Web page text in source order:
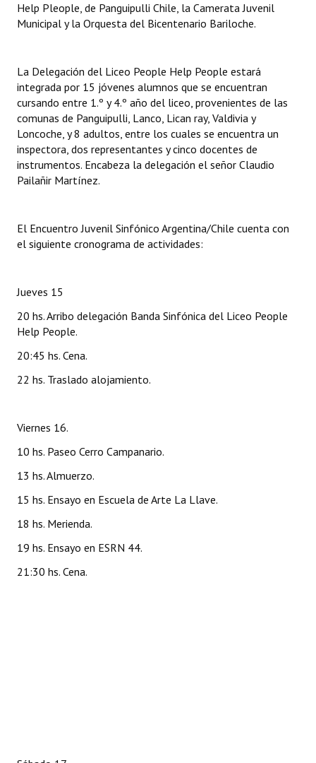
Comunicaciones
Resoluciones
Resoluciones de Presidencia
INSTITUCIONAL
Antiguos Pobladores
Registros y Distinciones
Premio al Mérito - Registro
Audiencias Públicas - Registro
Periodistas Decanos - Registro
Banca del Vecino - Registro
Huéspedes de Honor - Registro
Reconocimientos - Registro
Bariloche, Municipio intercultural
Entrega de distinciones
Help Pleople, de Panguipulli Chile, la Camerata Juvenil
Municipal y la Orquesta del Bicentenario Bariloche.
La Delegación del Liceo People Help People estará
integrada por 15 jóvenes alumnos que se encuentran
cursando entre 1.º y 4.º año del liceo, provenientes de las
comunas de Panguipulli, Lanco, Lican ray, Valdivia y
Loncoche, y 8 adultos, entre los cuales se encuentra un
inspectora, dos representantes y cinco docentes de
instrumentos. Encabeza la delegación el señor Claudio
Pailañir Martínez.
El Encuentro Juvenil Sinfónico Argentina/Chile cuenta con
el siguiente cronograma de actividades:
Jueves 15
20 hs. Arribo delegación Banda Sinfónica del Liceo People
Help People.
20:45 hs. Cena.
22 hs. Traslado alojamiento.
Viernes 16.
10 hs. Paseo Cerro Campanario.
13 hs. Almuerzo.
15 hs. Ensayo en Escuela de Arte La Llave.
18 hs. Merienda.
19 hs. Ensayo en ESRN 44.
21:30 hs. Cena.